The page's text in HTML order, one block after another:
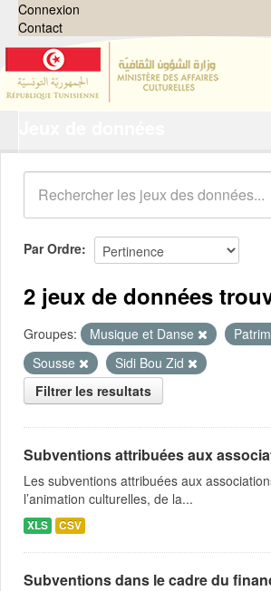
Connexion
Contact
Organisations
Groupes
Demandes 0
À propos
Par Ordre
2 jeux de données
Groupes: Musique et Danse
Sousse
Sidi Bou Zid
Filtrer les resultats
Subventions attribuées aux
Les subventions attribuées aux
l’animation culturelles, de la...
XLS CSV
Subventions dans le cadre du